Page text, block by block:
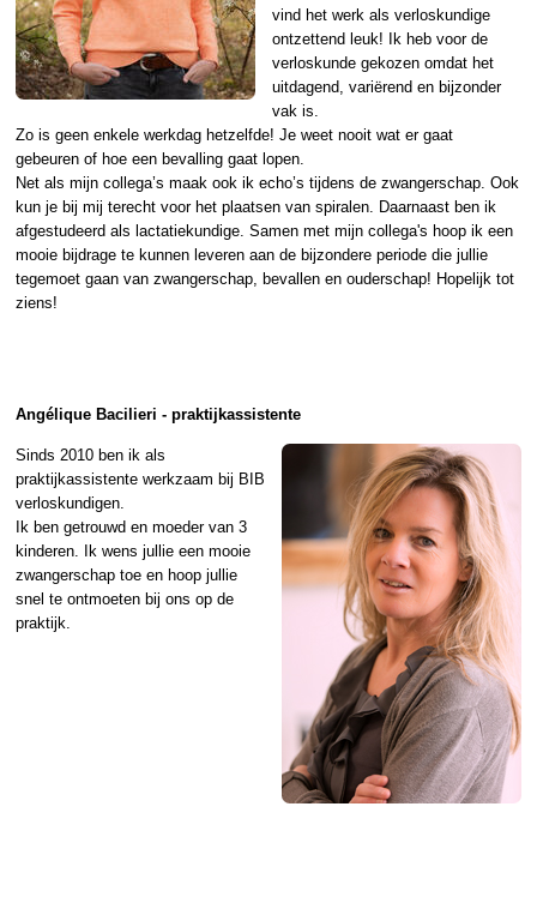
vind het werk als verloskundige
ontzettend leuk! Ik heb voor de
verloskunde gekozen omdat het
uitdagend, variërend en bijzonder
vak is.
Zo is geen enkele werkdag hetzelfde! Je weet nooit wat er gaat
gebeuren of hoe een bevalling gaat lopen.
Net als mijn collega’s maak ook ik echo’s tijdens de zwangerschap. Ook
kun je bij mij terecht voor het plaatsen van spiralen. Daarnaast ben ik
afgestudeerd als lactatiekundige. Samen met mijn collega's hoop ik een
mooie bijdrage te kunnen leveren aan de bijzondere periode die jullie
tegemoet gaan van zwangerschap, bevallen en ouderschap! Hopelijk tot
ziens!
Angélique Bacilieri - praktijkassistente
Sinds 2010 ben ik als
praktijkassistente werkzaam bij BIB
verloskundigen.
Ik ben getrouwd en moeder van 3
kinderen. Ik wens jullie een mooie
zwangerschap toe en hoop jullie
snel te ontmoeten bij ons op de
praktijk.